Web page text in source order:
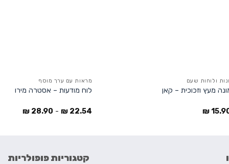
ולוחות שעם
מעץ וזכוכית – קאן
₪
מראות עם ערך מוסף
לוח מודעות – אסטרה מירו
22.54
₪
-
28.90
₪
קטגוריות פופולריות